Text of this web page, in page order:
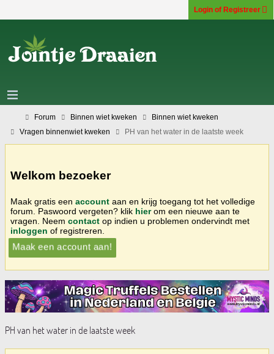
Login of Registreer
Forum Binnen wiet kweken
Binnen wiet kweken
Vragen binnenwiet kweken
PH van het water in de laatste week
Welkom bezoeker
Maak gratis een account aan en krijg toegang tot het volledige
forum. Paswoord vergeten? klik hierom een nieuwe aan te
vragen. Neem contact op indien u problemen ondervindt met
inloggen of registreren.
Maak een account aan!
PH van het water in de laatste week